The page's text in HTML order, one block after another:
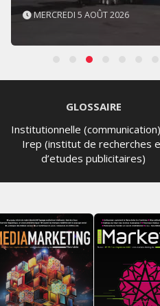
MERCREDI 5 AOÛT 2026
GLOSSAIRE
Institutionnelle (communication)
Irep (institut de recherches
d’etudes publicitaires)